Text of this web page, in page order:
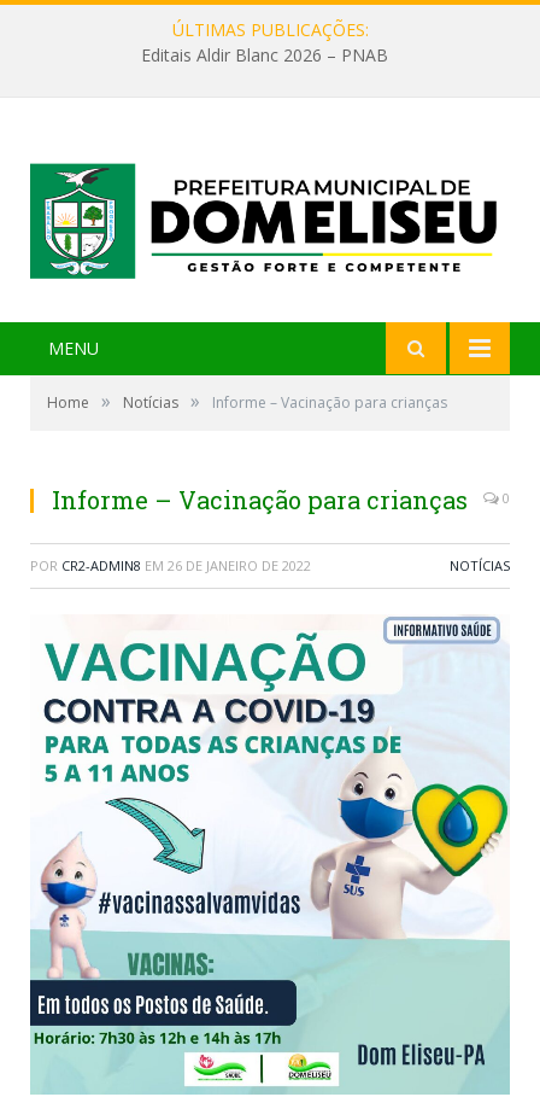
ÚLTIMAS PUBLICAÇÕES:
Editais Aldir Blanc 2026 – PNAB
MENU
Home » Notícias » Informe – Vacinação para crianças
Informe – Vacinação para crianças 0
POR CR2-ADMIN8 EM 26 DE JANEIRO DE 2022 NOTÍCIAS